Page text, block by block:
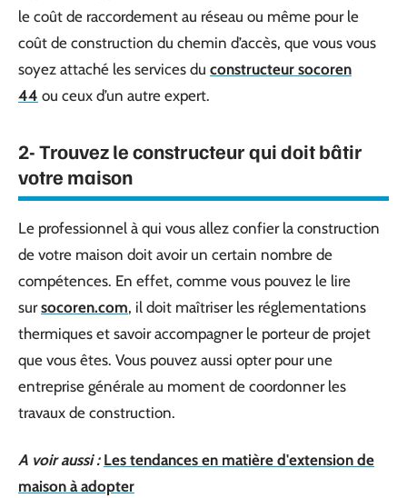
le coût de raccordement au réseau ou même pour le
coût de construction du chemin d’accès, que vous vous
soyez attaché les services du constructeur socoren
44 ou ceux d’un autre expert.
2- Trouvez le constructeur qui doit bâtir
votre maison
Le professionnel à qui vous allez confier la construction
de votre maison doit avoir un certain nombre de
compétences. En effet, comme vous pouvez le lire
sursocoren.com, il doit maîtriser les réglementations
thermiques et savoir accompagner le porteur de projet
que vous êtes. Vous pouvez aussi opter pour une
entreprise générale au moment de coordonner les
travaux de construction.
A voir aussi : Les tendances en matière d'extension de
maison à adopter